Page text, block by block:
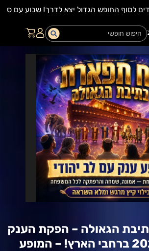
הגאולה – הפקת הענק
של קיץ 2026 ברחבי הארץ! – המופע